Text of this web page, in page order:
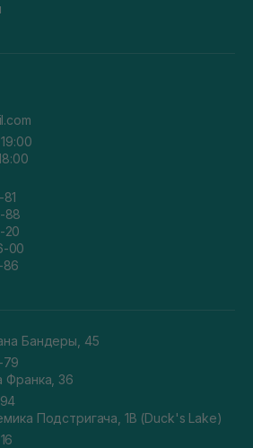
88
20
00
86
Бандеры, 45
79
Франка, 36
Подстригача, 1В (Duck's Lake)